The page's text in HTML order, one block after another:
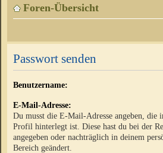
Foren-Übersicht
Passwort senden
Benutzername:
E-Mail-Adresse:
Du musst die E-Mail-Adresse angeben, die
Profil hinterlegt ist. Diese hast du bei der
angegeben oder nachträglich in deinem
Bereich geändert.